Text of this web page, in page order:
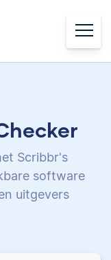
Scribbr's
software
uitgevers